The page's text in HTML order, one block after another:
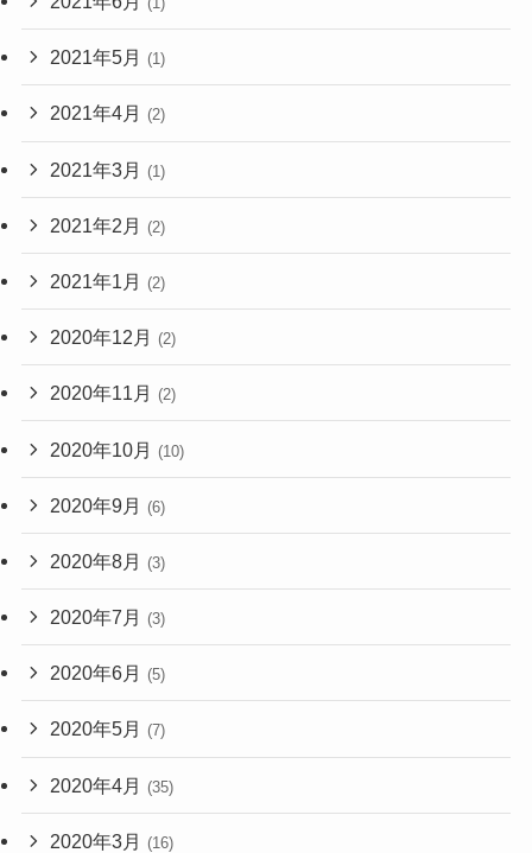
2021年5月 (1)
2021年4月 (2)
2021年3月 (1)
2021年2月 (2)
2021年1月 (2)
2020年12月 (2)
2020年11月 (2)
2020年10月 (10)
2020年9月 (6)
2020年8月 (3)
2020年7月 (3)
2020年6月 (5)
2020年5月 (7)
2020年4月 (35)
2020年3月 (16)